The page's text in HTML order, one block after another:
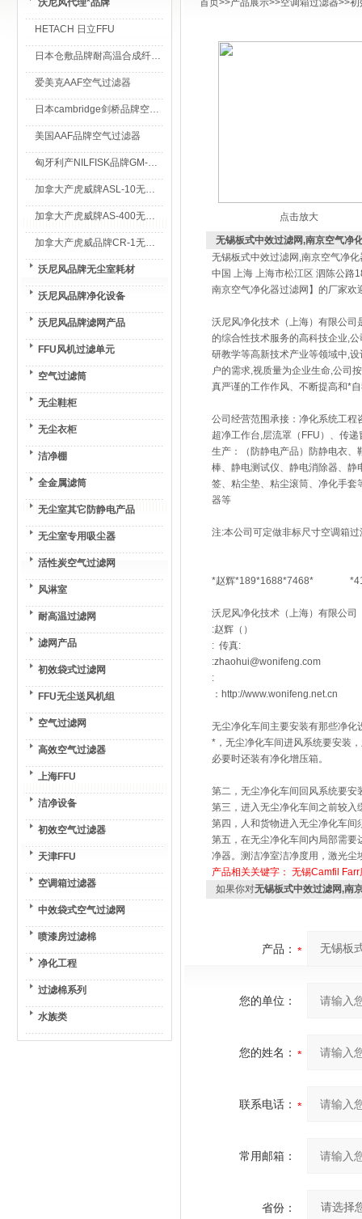
沃尼风代理*品牌
HETACH 日立FFU
日本仓敷品牌耐高温合成纤维过滤棉
爱美克AAF空气过滤器
日本cambridge剑桥品牌空气过滤器
美国AAF品牌空气过滤器
匈牙利产NILFISK品牌GM-80无尘室专用吸尘器
加拿大产虎威牌ASL-10无尘室专用吸尘器
加拿大产虎威牌AS-400无尘室专用吸尘器
加拿大产虎威品牌CR-1无尘室专用吸尘器
沃尼风品牌无尘室耗材
沃尼风品牌净化设备
沃尼风品牌滤网产品
FFU风机过滤单元
空气过滤筒
无尘鞋柜
无尘衣柜
洁净棚
全金属滤筒
无尘室其它防静电产品
无尘室专用吸尘器
活性炭空气过滤网
风淋室
耐高温过滤网
滤网产品
初效袋式过滤网
FFU无尘送风机组
空气过滤网
高效空气过滤器
上海FFU
洁净设备
初效空气过滤器
天津FFU
空调箱过滤器
中效袋式空气过滤网
喷漆房过滤棉
净化工程
过滤棉系列
水族类
首页>>产品展示>>空调箱过滤器>>初
点击放大
无锡板式中效过滤网,南京空气净
无锡板式中效过滤网,南京空气净化
中国 上海 上海市松江区 泗陈公路
南京空气净化器过滤网】的厂家
沃尼风净化技术（上海）有限公司
的综合性技术服务的高科技企业,
研教学等高新技术产业等领域中,
户的需求,视质量为企业生命,公司
真严谨的工作作风、不断提高和*
公司经营范围承接：净化系统工程
超净工作台,层流罩（FFU）、传
生产：（防静电产品）防静电衣、
棒、静电测试仪、静电消除器、
签、粘尘垫、粘尘滚筒、净化手
器等
注:本公司可定做非标尺寸空调箱过
*赵辉*189*1688*7468*
沃尼风净化技术（上海）有限公司
:赵辉（）
: 传真:
:zhaohui@wonifeng.com
:
：http://www.wonifeng.net.cn
无尘净化车间主要安装有那些净化
*，无尘净化车间进风系统要安装
必要时还装有净化增压箱。
第二，无尘净化车间回风系统要
第三，进入无尘净化车间之前较
第四，人和货物进入无尘净化车
第五，在无尘净化车间内局部需
净器。测洁净室洁净度用，激光尘
产品相关关键字： 无锡Camfil
如果你对无锡板式中效过滤网,南
产品：
您的单位：
您的姓名：
联系电话：
常用邮箱：
省份：